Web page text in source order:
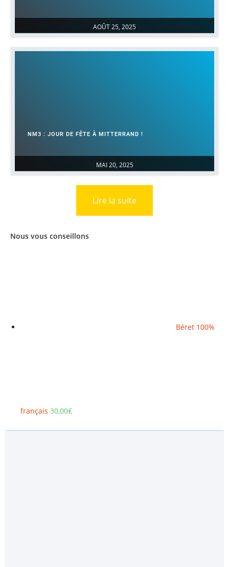
AOÛT 25, 2025
MAI 20, 2025
NM3 : JOUR DE FÊTE À MITTERRAND !
Lire la suite
Nous vous conseillons
Béret 100%
français 30,00€